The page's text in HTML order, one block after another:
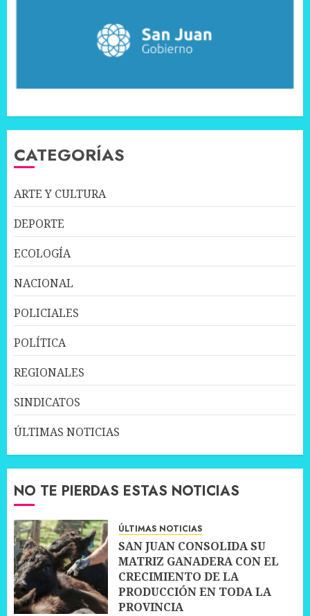
CATEGORÍAS
ARTE Y CULTURA
DEPORTE
ECOLOGÍA
NACIONAL
POLICIALES
POLÍTICA
REGIONALES
SINDICATOS
ÚLTIMAS NOTICIAS
NO TE PIERDAS ESTAS NOTICIAS
ÚLTIMAS NOTICIAS
SAN JUAN CONSOLIDA SU
MATRIZ GANADERA CON EL
CRECIMIENTO DE LA
PRODUCCIÓN EN TODA LA
PROVINCIA